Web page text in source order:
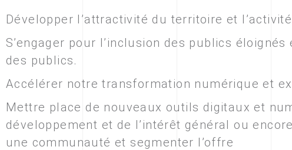
Développer l’attractivité du territoire et
S’engager pour l’inclusion des publics
des publics.
Accélérer notre transformation numérique et
Mettre place de nouveaux outils digitaux et
développement et de l’intérêt général ou
une communauté et segmenter l’offre